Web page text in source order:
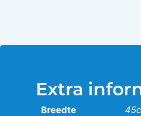
Extra
Breedte